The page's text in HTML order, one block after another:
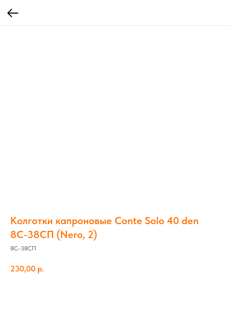
Колготки капроновые Conte Solo 40 den
8С-38СП (Nero, 2)
8С-38СП
230,00 р.